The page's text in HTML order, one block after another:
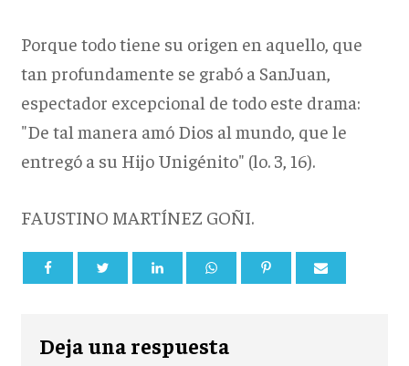
Porque todo tiene su origen en aquello, que
tan profundamente se grabó a SanJuan,
espectador excepcional de todo este drama:
"De tal manera amó Dios al mundo, que le
entregó a su Hijo Unigénito" (lo. 3, 16).
FAUSTINO MARTÍNEZ GOÑI.
Deja una respuesta